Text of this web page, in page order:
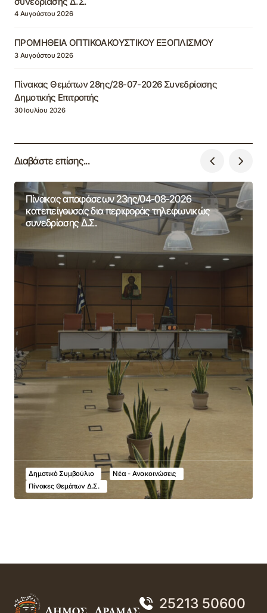
4 Αυγούστου 2026
ΠΡΟΜΗΘΕΙΑ ΟΠΤΙΚΟΑΚΟΥΣΤΙΚΟΥ ΕΞΟΠΛΙΣΜΟΥ
3 Αυγούστου 2026
Πίνακας Θεμάτων 28ης/28-07-2026 Συνεδρίασης
Δημοτικής Επιτροπής
30 Ιουλίου 2026
Διαβάστε επίσης...
Πίνακας αποφάσεων 23ης/04-08-2026
κατεπείγουσας δια περιφοράς τηλεφωνικώς
συνεδρίασης Δ.Σ.
Δημοτικό Συμβούλιο
Νέα - Ανακοινώσεις
Πίνακες Θεμάτων Δ.Σ.
25213 50600